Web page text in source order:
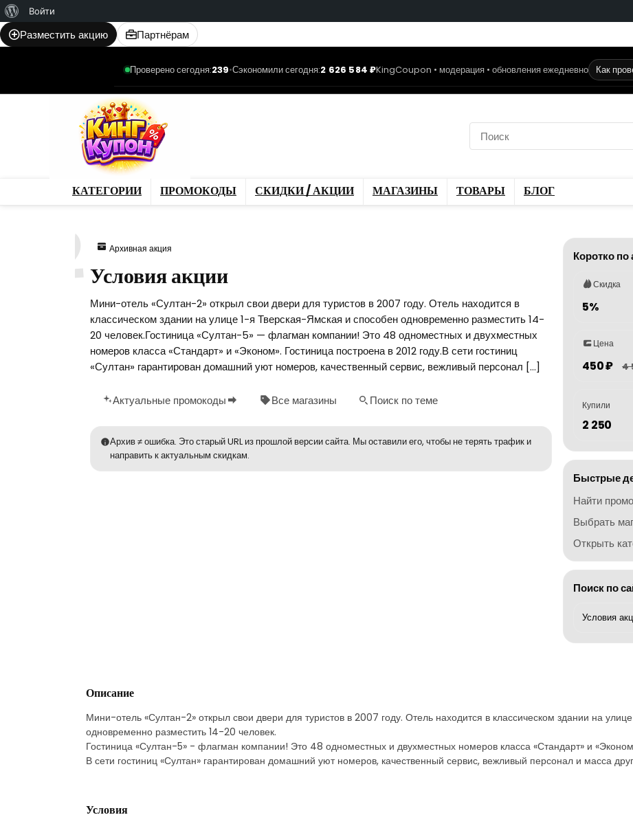
WordPress
Войти
Разместить акцию Партнёрам
Проверено сегодня:239•Сэкономили сегодня:2 626 584 ₽KingCoupon • модерация • обновления ежедневно Как
КАТЕГОРИИ ПРОМОКОДЫ СКИДКИ / АКЦИИ МАГАЗИНЫ ТОВАРЫ БЛОГ
Архивная акция
Условия акции
Мини-отель «Султан-2» открыл свои двери для туристов в 2007 году. Отель находится в
классическом здании на улице 1-я Тверская-Ямская и способен одновременно разместить 14-
20 человек.Гостиница «Султан-5» — флагман компании! Это 48 одноместных и двухместных
номеров класса «Стандарт» и «Эконом». Гостиница построена в 2012 году.В сети гостиниц
«Султан» гарантирован домашний уют номеров, качественный сервис, вежливый персонал […]
Актуальные промокоды Все магазины Поиск по теме
Архив ≠ ошибка. Это старый URL из прошлой версии сайта. Мы оставили его, чтобы не терять трафик и
направить к актуальным скидкам.
Коротко по
Скидка
5%
Цена
450 ₽ 4
Купили
2 250
Быстрые
Найти
Выбрать
Открыть
Поиск по
Описание
Мини-отель «Султан-2» открыл свои двери для туристов в 2007 году. Отель находится в классическом здании на
одновременно разместить 14-20 человек.
Гостиница «Султан-5» - флагман компании! Это 48 одноместных и двухместных номеров класса «Стандарт» и
В сети гостиниц «Султан» гарантирован домашний уют номеров, качественный сервис, вежливый персонал и масса
Условия